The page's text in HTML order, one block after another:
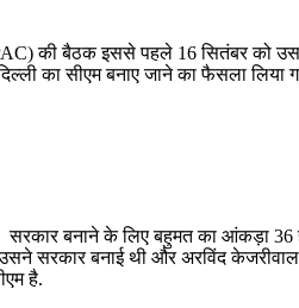
की बैठक इससे पहले 16 सितंबर को
का सीएम बनाए जाने का फैसला लिया
सरकार बनाने के लिए बहुमत का आंकड़ा
सरकार बनाई थी और अरविंद
है.